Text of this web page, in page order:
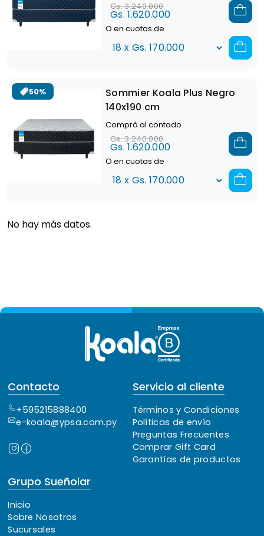
Gs. 3.240.000
Gs. 1.620.000
O en cuotas de
50%
Sommier Koala Plus Negro
140x190 cm
Comprá al contado
Gs. 3.240.000
Gs. 1.620.000
O en cuotas de
No hay más datos.
Contacto
+595215888400
e-koala@ypsa.com.py
Servicio al cliente
Términos y Condiciones
Políticas de envío
Preguntas Frecuentes
Comprar Gift Card
Garantías de productos
Grupo Sueñolar
Inicio
Sobre Nosotros
Sucursales